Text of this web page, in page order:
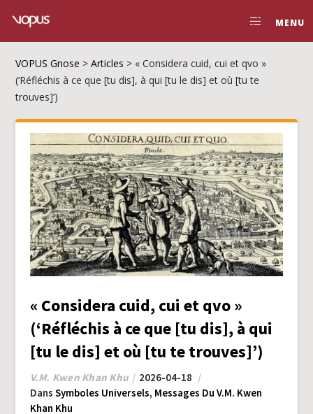
MENU
VOPUS Gnose >Articles > « Considera cuid, cui et qvo »
(‘Réfléchis à ce que [tu dis], à qui [tu le dis] et où [tu te
trouves]’)
« Considera cuid, cui et qvo »
(‘Réfléchis à ce que [tu dis], à qui
[tu le dis] et où [tu te trouves]’)
V.M. Kwen Khan Khu
2026-04-18
Dans Symboles Universels, Messages Du V.M. Kwen
Khan Khu